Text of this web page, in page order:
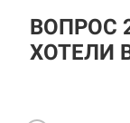
ВОПРОС
ХОТЕЛИ